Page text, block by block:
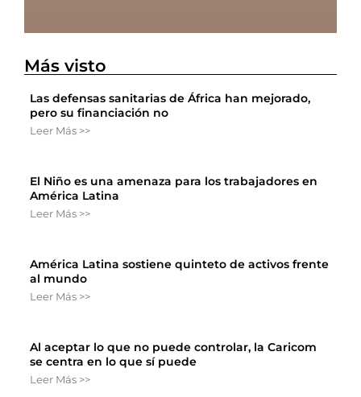
Más visto
Las defensas sanitarias de África han mejorado,
pero su financiación no
Leer Más >>
El Niño es una amenaza para los trabajadores en
América Latina
Leer Más >>
América Latina sostiene quinteto de activos frente
al mundo
Leer Más >>
Al aceptar lo que no puede controlar, la Caricom
se centra en lo que sí puede
Leer Más >>